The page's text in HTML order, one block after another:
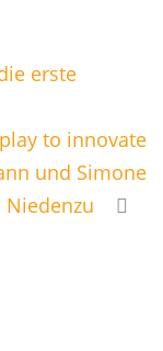
erste
to innovate
und Simone
Niedenzu